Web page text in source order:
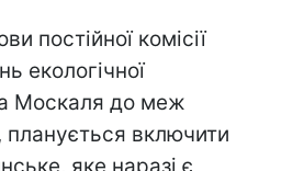
постійної комісії
екологічної
Москаля до меж
включити